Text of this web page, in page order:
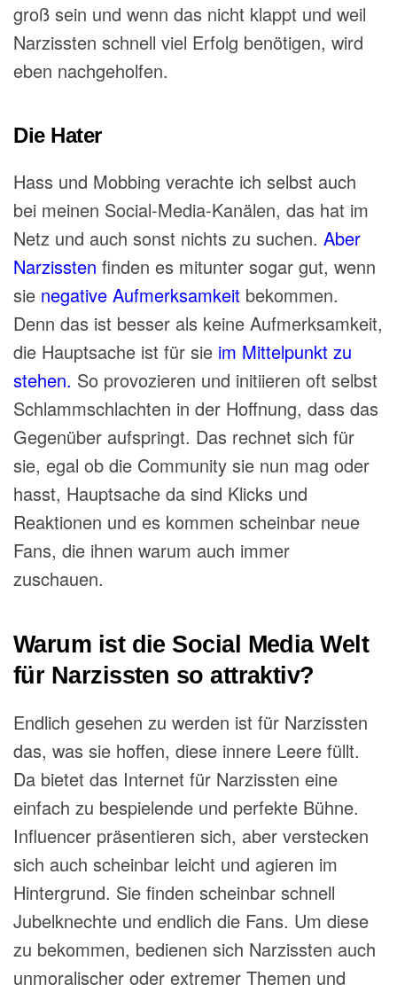
groß sein und wenn das nicht klappt und weil
Narzissten schnell viel Erfolg benötigen, wird
eben nachgeholfen.
Die Hater
Hass und Mobbing verachte ich selbst auch
bei meinen Social-Media-Kanälen, das hat im
Netz und auch sonst nichts zu suchen. Aber
Narzissten finden es mitunter sogar gut, wenn
sie negative Aufmerksamkeit bekommen.
Denn das ist besser als keine Aufmerksamkeit,
die Hauptsache ist für sie im Mittelpunkt zu
stehen. So provozieren und initiieren oft selbst
Schlammschlachten in der Hoffnung, dass das
Gegenüber aufspringt. Das rechnet sich für
sie, egal ob die Community sie nun mag oder
hasst, Hauptsache da sind Klicks und
Reaktionen und es kommen scheinbar neue
Fans, die ihnen warum auch immer
zuschauen.
Warum ist die Social Media Welt
für Narzissten so attraktiv?
Endlich gesehen zu werden ist für Narzissten
das, was sie hoffen, diese innere Leere füllt.
Da bietet das Internet für Narzissten eine
einfach zu bespielende und perfekte Bühne.
Influencer präsentieren sich, aber verstecken
sich auch scheinbar leicht und agieren im
Hintergrund. Sie finden scheinbar schnell
Jubelknechte und endlich die Fans. Um diese
zu bekommen, bedienen sich Narzissten auch
unmoralischer oder extremer Themen und